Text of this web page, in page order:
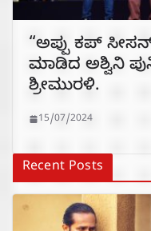
“ಅಪ್ಪು ಕಪ್
ಮಾಡಿದ ಅಶ್ವಿನಿ
ಶ್ರೀಮುರಳಿ.
15/07/2024
Recent Posts